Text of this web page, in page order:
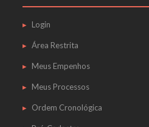
Login
Área Restrita
Meus Empenhos
Meus Processos
Ordem Cronológica